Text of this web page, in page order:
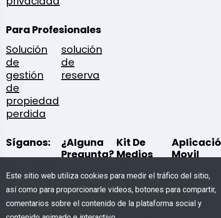
Para Profesionales
Solución
de
gestión
de
propiedad
perdida
solución
de
reserva
Síganos:
¿Alguna
Pregunta?
Escríbenos
Kit De
Medios
Comunicación
Movil
Este sitio web utiliza cookies para medir el tráfico del sitio,
así como para proporcionarle videos, botones para compartir,
comentarios sobre el contenido de la plataforma social y